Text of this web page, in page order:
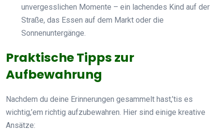
unvergesslichen Momente – ein lachendes Kind auf der
Straße, das Essen auf dem Markt oder die
Sonnenuntergänge.
Praktische Tipps zur
Aufbewahrung
Nachdem du deine Erinnerungen gesammelt hast,’tis es
wichtig,’em richtig aufzubewahren. Hier sind einige kreative
Ansätze: